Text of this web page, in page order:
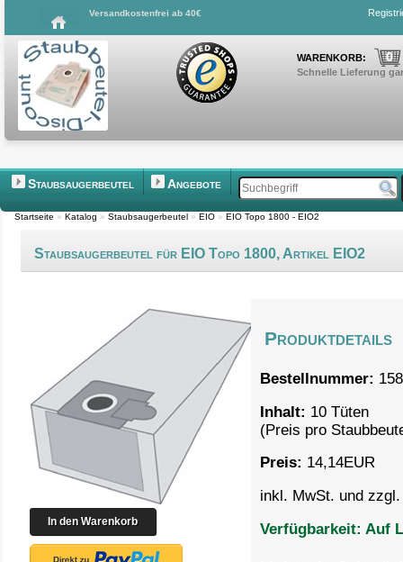
Versandkostenfrei ab 40€
WARENKORB: 0
Schnelle Lieferung
Staubsaugerbeutel Angebote
Startseite » Katalog » Staubsaugerbeutel » EIO » EIO Topo 1800 - EIO2
Staubsaugerbeutel für EIO Topo 1800, Artikel EIO2
Produktdetails
Bestellnummer:
Inhalt: 10 Tüten
(Preis pro
Preis: 14,14EUR
inkl. MwSt. und
Verfügbarkeit: Auf